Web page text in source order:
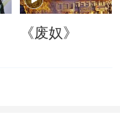
《废奴》